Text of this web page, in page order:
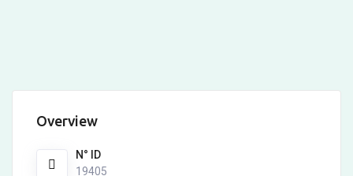
Overview
N° ID
19405